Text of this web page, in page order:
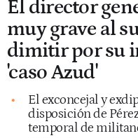
El director
muy grave al
dimitir por su
'caso Azud'
El exconcejal y
disposición de
temporal de